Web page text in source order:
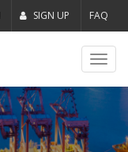
SIGN UP FAQ